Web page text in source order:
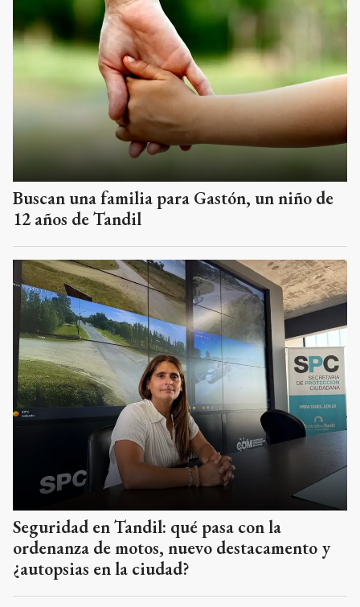
Buscan una familia para Gastón, un niño de
12 años de Tandil
Seguridad en Tandil: qué pasa con la
ordenanza de motos, nuevo destacamento y
¿autopsias en la ciudad?